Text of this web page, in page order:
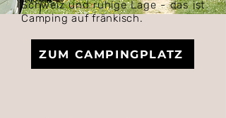
Schweiz und ruhige Lage - das ist
Camping auf fränkisch.
ZUM CAMPINGPLATZ